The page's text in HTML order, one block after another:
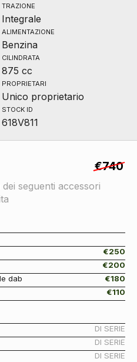
TRAZIONE
Integrale
ALIMENTAZIONE
Benzina
CILINDRATA
875 cc
PROPRIETARI
Unico proprietario
STOCK ID
618V811
€740
seguenti accessori
€250
€200
dab
€180
€110
DI SERIE
DI SERIE
DI SERIE